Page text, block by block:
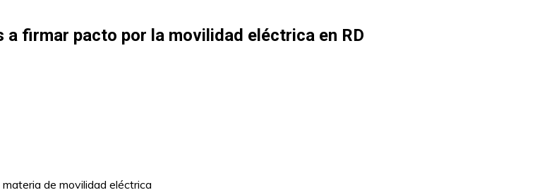
firmar pacto por la movilidad eléctrica en RD
de movilidad eléctrica